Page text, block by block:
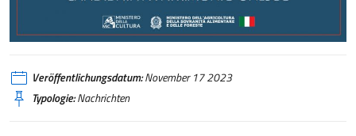
Veröffentlichungsdatum:November 17 2023
Typologie:Nachrichten